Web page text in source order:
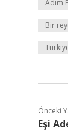
Adım
Bir
Önceki
Eşi